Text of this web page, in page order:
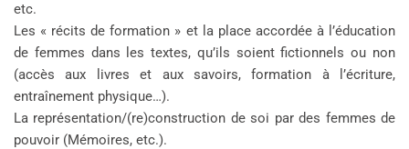
etc.
Les « récits de formation » et la place accordée à l’éducation
de femmes dans les textes, qu’ils soient fictionnels ou non
(accès aux livres et aux savoirs, formation à l’écriture,
entraînement physique…).
La représentation/(re)construction de soi par des femmes de
pouvoir (Mémoires, etc.).